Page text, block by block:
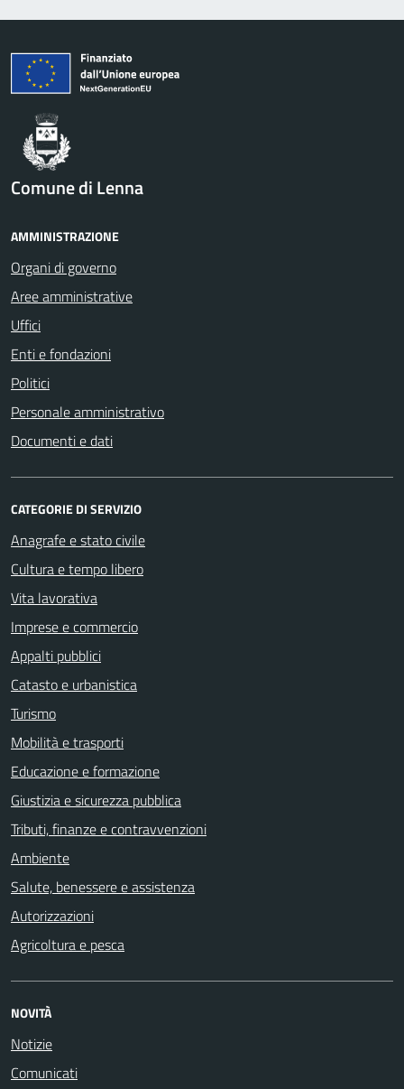
Comune di Lenna
AMMINISTRAZIONE
Organi di governo
Aree amministrative
Uffici
Enti e fondazioni
Politici
Personale amministrativo
Documenti e dati
CATEGORIE DI SERVIZIO
Anagrafe e stato civile
Cultura e tempo libero
Vita lavorativa
Imprese e commercio
Appalti pubblici
Catasto e urbanistica
Turismo
Mobilità e trasporti
Educazione e formazione
Giustizia e sicurezza pubblica
Tributi, finanze e contravvenzioni
Ambiente
Salute, benessere e assistenza
Autorizzazioni
Agricoltura e pesca
NOVITÀ
Notizie
Comunicati